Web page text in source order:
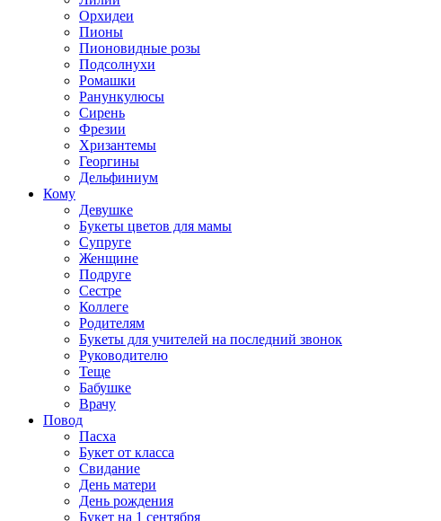
Орхидеи
Пионы
Пионовидные розы
Подсолнухи
Ромашки
Ранункулюсы
Сирень
Фрезии
Хризантемы
Георгины
Дельфиниум
Кому
Девушке
Букеты цветов для мамы
Супруге
Женщине
Подруге
Сестре
Коллеге
Родителям
Букеты для учителей на последний звонок
Руководителю
Теще
Бабушке
Врачу
Повод
Пасха
Букет от класса
Свидание
День матери
День рождения
Букет на 1 сентября